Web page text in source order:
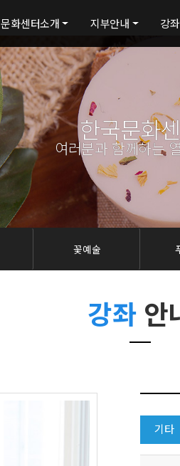
문화센터소개 지부안내 강
한국문화
여러분과 함께하는
꽃예술
강좌안
기타